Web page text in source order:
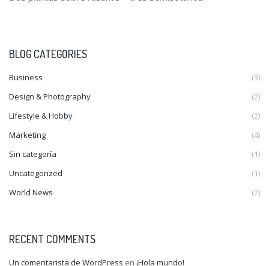
BLOG CATEGORIES
Business
(3)
Design & Photography
(2)
Lifestyle & Hobby
(2)
Marketing
(4)
Sin categoría
(1)
Uncategorized
(1)
World News
(2)
RECENT COMMENTS
Un comentarista de WordPress en ¡Hola mundo!